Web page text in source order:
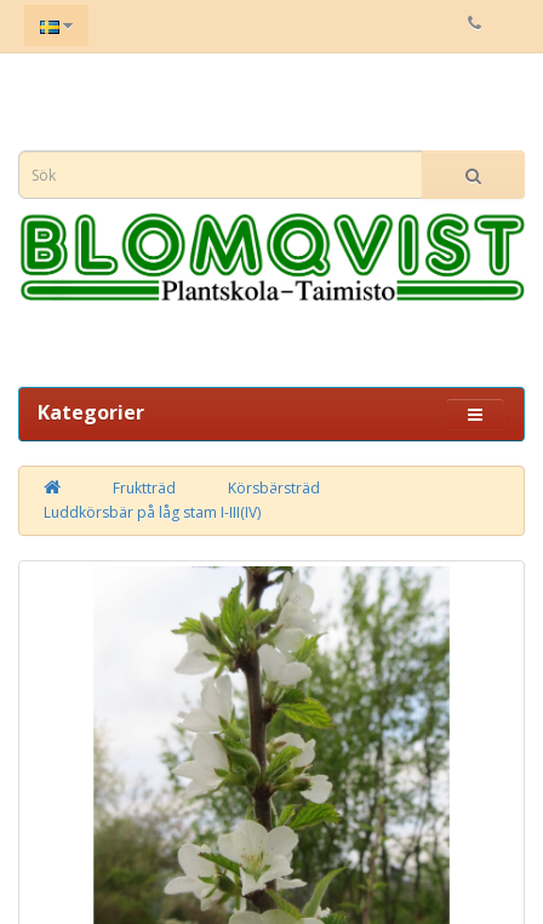
Kategorier
Fruktträd
Körsbärsträd
Luddkörsbär på låg stam I-III(IV)